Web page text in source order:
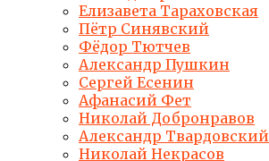
Елизавета Тараховская
Пётр Синявский
Фёдор Тютчев
Александр Пушкин
Сергей Есенин
Афанасий Фет
Николай Добронравов
Александр Твардовский
Николай Некрасов